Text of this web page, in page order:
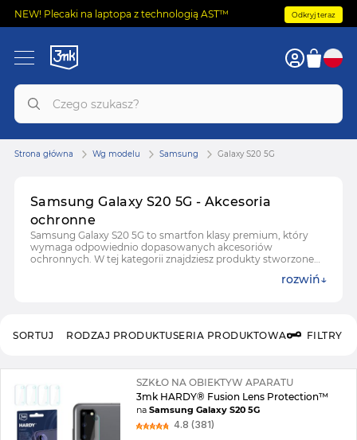
NEW! Plecaki na laptopa z technologią AST™ Odkryj teraz
Samsung Galaxy S20 5G - Akcesoria
ochronne
Samsung Galaxy S20 5G to smartfon klasy premium, który
wymaga odpowiednio dopasowanych akcesoriów
ochronnych. W tej kategorii znajdziesz produkty stworzone
hybrydowe, folie ochronne i osłony aparatu Galaxy S20 5G,
rozwiń
Strona główna Wg modelu Samsung Galaxy S20 5G
RODZAJ PRODUKTUSERIA PRODUKTOWA FILTRY
SORTUJ
SZKŁO NA OBIEKTYW APARATU
3mk HARDY® Fusion Lens Protection™
naSamsung Galaxy S20 5G
4.8 (381)